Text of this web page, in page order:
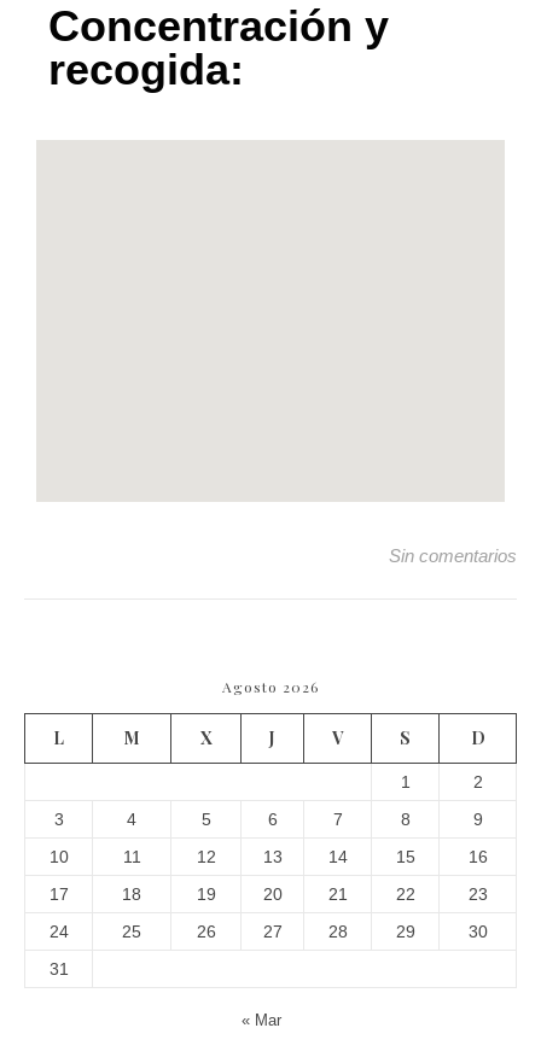
Concentración y
recogida:
Sin comentarios
Agosto 2026
L M X J V S D
1
2
3
4 5 6 7 8
9
10
11 12 13 14 15
16
17
18 19 20 21 22
23
24
25 26 27 28 29
30
31
« Mar